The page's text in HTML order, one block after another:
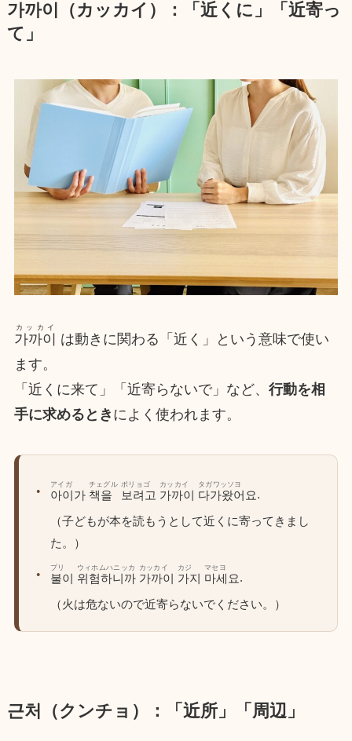
가까이（カッカイ）：「近くに」「近寄っ
て」
가까이
カッカイ
は動きに関わる「近く」という意味で使い
ます。
「近くに来て」「近寄らないで」など、 行動を相
手に求めるとき によく使われます。
아이가
アイガ
책을
チェグル
보려고
ポリョゴ
가까이
カッカイ
다가왔어요
タガワッソヨ
.
（子どもが本を読もうとして近くに寄ってきまし
た。）
불이
プリ
위험하니까
ウィホムハニッカ
가까이
カッカイ
가지
カジ
마세요
マセヨ
.
（火は危ないので近寄らないでください。）
근처（クンチョ）：「近所」「周辺」